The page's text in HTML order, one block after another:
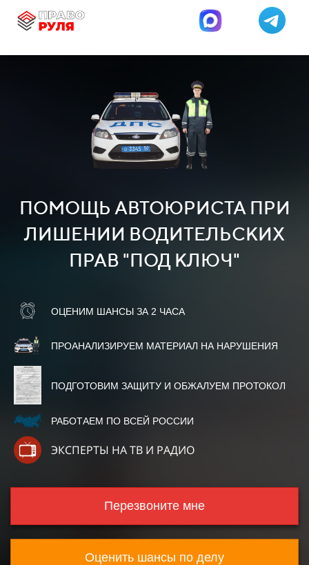
ПОМОЩЬ АВТОЮРИСТА ПРИ
ЛИШЕНИИ ВОДИТЕЛЬСКИХ
ПРАВ "ПОД КЛЮЧ"
ОЦЕНИМ ШАНСЫ ЗА 2 ЧАСА
ПРОАНАЛИЗИРУЕМ МАТЕРИАЛ НА НАРУШЕНИЯ
ПОДГОТОВИМ ЗАЩИТУ И ОБЖАЛУЕМ ПРОТОКОЛ
РАБОТАЕМ ПО ВСЕЙ РОССИИ
ЭКСПЕРТЫ НА ТВ И РАДИО
Перезвоните мне
Оценить шансы по делу